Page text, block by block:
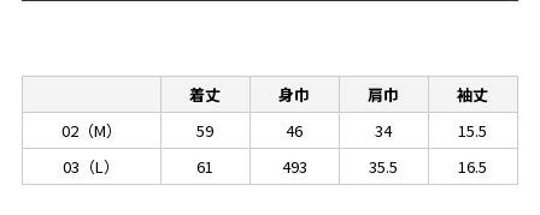
着丈 身巾 肩巾
袖丈
02（M）
59 46 34
15.5
03（L）
61 493 35.5 16.5